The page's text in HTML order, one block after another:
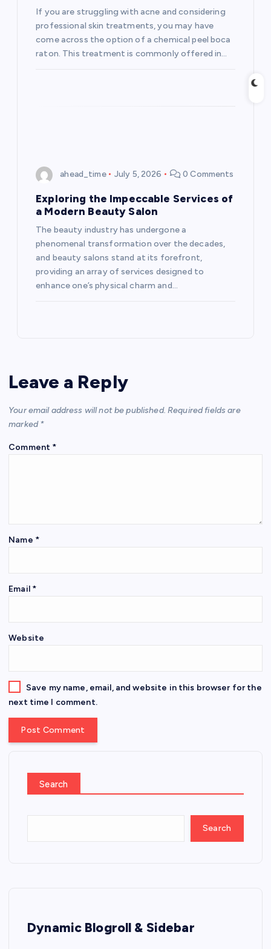
If you are struggling with acne and considering
professional skin treatments, you may have
come across the option of a chemical peel boca
raton. This treatment is commonly offered in…
ahead_time July 5, 2026 0 Comments
Exploring the Impeccable Services of
a Modern Beauty Salon
The beauty industry has undergone a
phenomenal transformation over the decades,
and beauty salons stand at its forefront,
providing an array of services designed to
enhance one’s physical charm and…
Leave a Reply
Your email address will not be published. Required fields are
marked *
Comment *
Name *
Email *
Website
Save my name, email, and website in this browser for the
next time I comment.
Search
Search
Dynamic Blogroll & Sidebar